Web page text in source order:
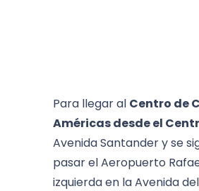
Para llegar al Centro de
Américas desde el
Avenida Santander y se
pasar el Aeropuerto
izquierda en la Avenida